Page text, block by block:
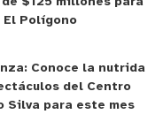
Polígono
Conoce la nutrida
del Centro
Silva para este mes